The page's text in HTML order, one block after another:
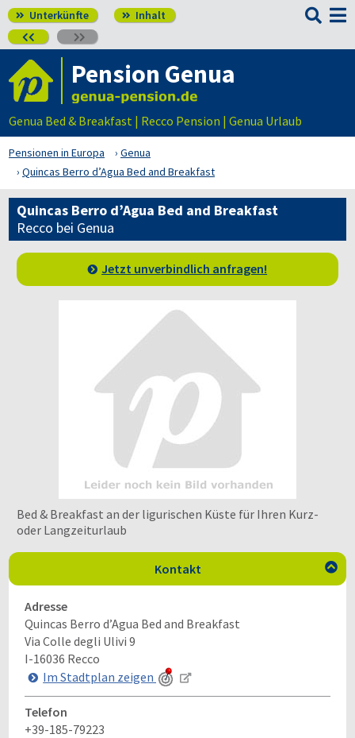
 Unterkünfte  Inhalt
 

Pension Genua
Genua Bed & Breakfast | Recco Pension | Genua Urlaub
Pensionen in Europa
Genua
Quincas Berro d’Agua Bed and Breakfast
Quincas Berro d’Agua Bed and Breakfast
Recco bei Genua
Jetzt unverbindlich anfragen!
Bed & Breakfast an der ligurischen Küste für Ihren Kurz-
oder Langzeiturlaub
Kontakt 
Adresse
Quincas Berro d’Agua Bed and Breakfast
Via Colle degli Ulivi 9
I-16036 Recco
Im Stadtplan zeigen
Telefon
+39-185-79223